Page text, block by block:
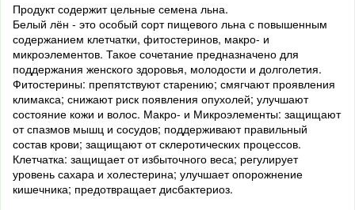
Продукт содержит цельные семена льна.
Белый лён - это особый сорт пищевого льна с повышенным
содержанием клетчатки, фитостеринов, макро- и
микроэлементов. Такое сочетание предназначено для
поддержания женского здоровья, молодости и долголетия.
Фитостерины: препятствуют старению; смягчают проявления
климакса; снижают риск появления опухолей; улучшают
состояние кожи и волос. Макро- и Микроэлементы: защищают
от спазмов мышц и сосудов; поддерживают правильный
состав крови; защищают от склеротических процессов.
Клетчатка: защищает от избыточного веса; регулирует
уровень сахара и холестерина; улучшает опорожнение
кишечника; предотвращает дисбактериоз.